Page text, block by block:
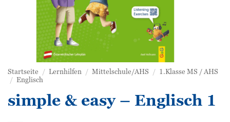
Startseite / Lernhilfen / Mittelschule/AHS / 1.Klasse MS / AHS
/ Englisch
simple & easy – Englisch 1